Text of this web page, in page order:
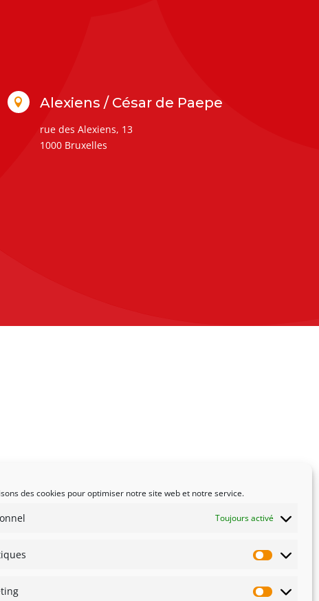
des cookies pour optimiser notre site web et notre service.
Toujours activé
Marketing
 Alexiens / César de Paepe
rue des Alexiens, 13
1000 Bruxelles